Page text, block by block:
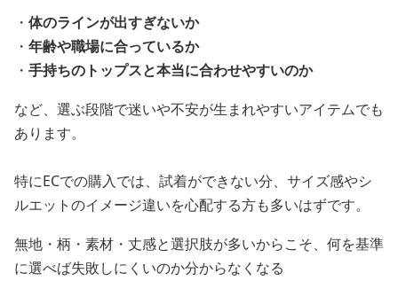
・ 体のラインが出すぎないか
・ 年齢や職場に合っているか
・ 手持ちのトップスと本当に合わせやすいのか
など、選ぶ段階で迷いや不安が生まれやすいアイテムでも
あります。
特にECでの購入では、試着ができない分、サイズ感やシ
ルエットのイメージ違いを心配する方も多いはずです。
無地・柄・素材・丈感と選択肢が多いからこそ、何を基準
に選べば失敗しにくいのか分からなくなる